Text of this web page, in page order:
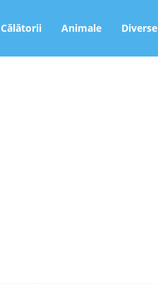
Călătorii Animale Diverse